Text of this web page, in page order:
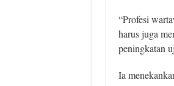
“Profesi
harus juga
peningkatan
Ia